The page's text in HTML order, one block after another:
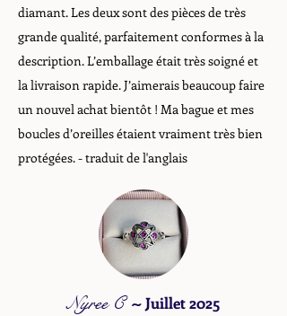
diamant. Les deux sont des pièces de très
grande qualité, parfaitement conformes à la
description. L’emballage était très soigné et
la livraison rapide. J’aimerais beaucoup faire
un nouvel achat bientôt ! Ma bague et mes
boucles d’oreilles étaient vraiment très bien
protégées. - traduit de l'anglais
Nyree C ~Juillet 2025